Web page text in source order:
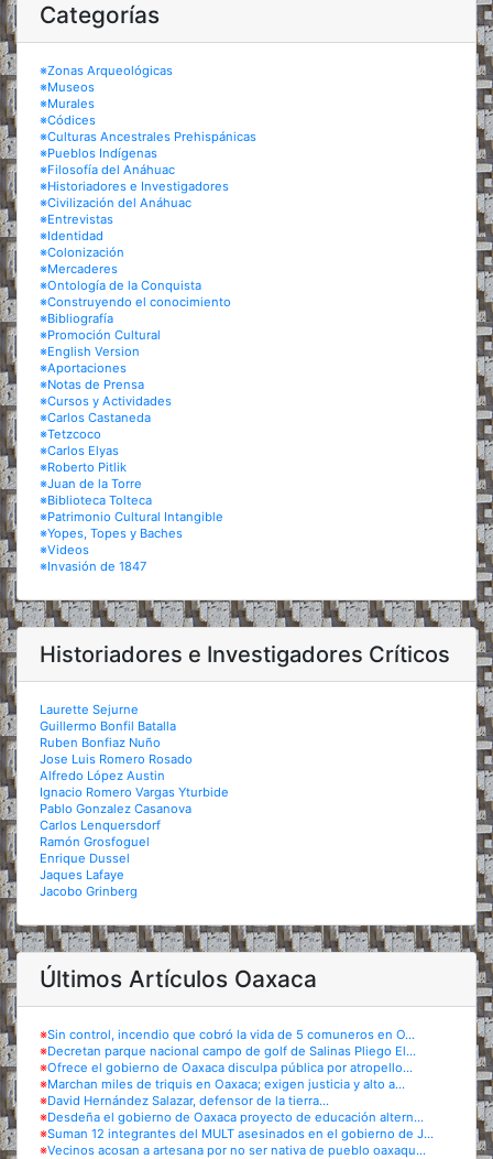
Categorías
※Zonas Arqueológicas
※Museos
※Murales
※Códices
※Culturas Ancestrales Prehispánicas
※Pueblos Indígenas
※Filosofía del Anáhuac
※Historiadores e Investigadores
※Civilización del Anáhuac
※Entrevistas
※Identidad
※Colonización
※Mercaderes
※Ontología de la Conquista
※Construyendo el conocimiento
※Bibliografía
※Promoción Cultural
※English Version
※Aportaciones
※Notas de Prensa
※Cursos y Actividades
※Carlos Castaneda
※Tetzcoco
※Carlos Elyas
※Roberto Pitlik
※Juan de la Torre
※Biblioteca Tolteca
※Patrimonio Cultural Intangible
※Yopes, Topes y Baches
※Videos
※Invasión de 1847
Historiadores e Investigadores Críticos
Laurette Sejurne
Guillermo Bonfil Batalla
Ruben Bonfiaz Nuño
Jose Luis Romero Rosado
Alfredo López Austin
Ignacio Romero Vargas Yturbide
Pablo Gonzalez Casanova
Carlos Lenquersdorf
Ramón Grosfoguel
Enrique Dussel
Jaques Lafaye
Jacobo Grinberg
Últimos Artículos Oaxaca
※Sin control, incendio que cobró la vida de 5 comuneros en O...
※Decretan parque nacional campo de golf de Salinas Pliego El...
※Ofrece el gobierno de Oaxaca disculpa pública por atropello...
※Marchan miles de triquis en Oaxaca; exigen justicia y alto a...
※David Hernández Salazar, defensor de la tierra...
※Desdeña el gobierno de Oaxaca proyecto de educación altern...
※Suman 12 integrantes del MULT asesinados en el gobierno de J...
※Vecinos acosan a artesana por no ser nativa de pueblo oaxaqu...